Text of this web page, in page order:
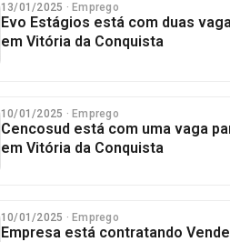
13/01/2025 · Emprego
Evo Estágios está com duas
em Vitória da Conquista
10/01/2025 · Emprego
Cencosud está com uma vaga
em Vitória da Conquista
10/01/2025 · Emprego
Empresa está contratando